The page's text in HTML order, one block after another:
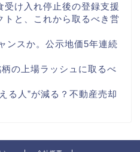
受け入れ停止後の登録支援
トと、これから取るべき営
ンスか。公示地価5年連続
の上場ラッシュに取るべ
る人”が減る？不動産売却